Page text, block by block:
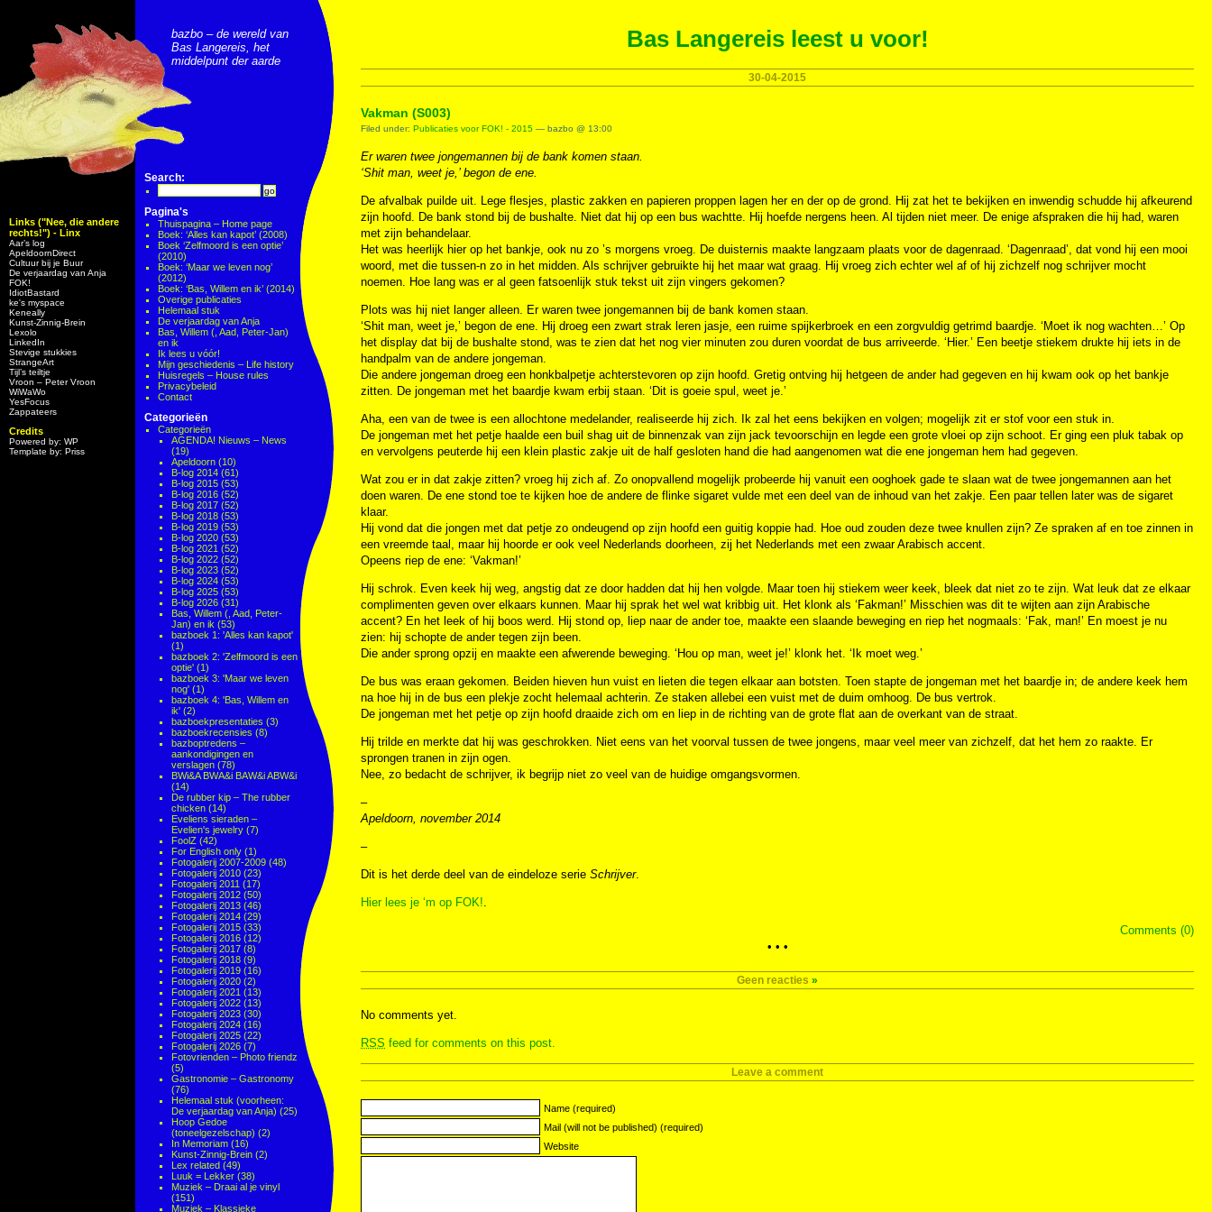
Links ("Nee, die andere
rechts!") - Linx
Aar’s log
ApeldoornDirect
Cultuur bij je Buur
De verjaardag van Anja
FOK!
IdiotBastard
ke's myspace
Keneally
Kunst-Zinnig-Brein
Lexolo
LinkedIn
Stevige stukkies
StrangeArt
Tijl’s teiltje
Vroon – Peter Vroon
WiWaWo
YesFocus
Zappateers
Credits
Powered by: WP
Template by: Priss
bazbo – de wereld van
Bas Langereis, het
middelpunt der aarde
Search:
Pagina's
Thuispagina – Home page
Boek: ‘Alles kan kapot’ (2008)
Boek ‘Zelfmoord is een optie’
(2010)
Boek: ‘Maar we leven nog’
(2012)
Boek: ‘Bas, Willem en ik’ (2014)
Overige publicaties
Helemaal stuk
De verjaardag van Anja
Bas, Willem (, Aad, Peter-Jan)
en ik
Ik lees u vóór!
Mijn geschiedenis – Life history
Huisregels – House rules
Privacybeleid
Contact
Categorieën
Categorieën
AGENDA! Nieuws – News
(19)
Apeldoorn (10)
B-log 2014 (61)
B-log 2015 (53)
B-log 2016 (52)
B-log 2017 (52)
B-log 2018 (53)
B-log 2019 (53)
B-log 2020 (53)
B-log 2021 (52)
B-log 2022 (52)
B-log 2023 (52)
B-log 2024 (53)
B-log 2025 (53)
B-log 2026 (31)
Bas, Willem (, Aad, Peter-
Jan) en ik (53)
bazboek 1: 'Alles kan kapot'
(1)
bazboek 2: 'Zelfmoord is een
optie' (1)
bazboek 3: 'Maar we leven
nog' (1)
bazboek 4: 'Bas, Willem en
ik' (2)
bazboekpresentaties (3)
bazboekrecensies (8)
bazboptredens –
aankondigingen en
verslagen (78)
BWi&A BWA&i BAW&i ABW&i
(14)
De rubber kip – The rubber
chicken (14)
Eveliens sieraden –
Evelien's jewelry (7)
FoolZ (42)
For English only (1)
Fotogalerij 2007-2009 (48)
Fotogalerij 2010 (23)
Fotogalerij 2011 (17)
Fotogalerij 2012 (50)
Fotogalerij 2013 (46)
Fotogalerij 2014 (29)
Fotogalerij 2015 (33)
Fotogalerij 2016 (12)
Fotogalerij 2017 (8)
Fotogalerij 2018 (9)
Fotogalerij 2019 (16)
Fotogalerij 2020 (2)
Fotogalerij 2021 (13)
Fotogalerij 2022 (13)
Fotogalerij 2023 (30)
Fotogalerij 2024 (16)
Fotogalerij 2025 (22)
Fotogalerij 2026 (7)
Fotovrienden – Photo friendz
(5)
Gastronomie – Gastronomy
(76)
Helemaal stuk (voorheen:
De verjaardag van Anja) (25)
Hoop Gedoe
(toneelgezelschap) (2)
In Memoriam (16)
Kunst-Zinnig-Brein (2)
Lex related (49)
Luuk = Lekker (38)
Muziek – Draai al je vinyl
(151)
Muziek – Klassieke
Bas Langereis leest u voor!
30-04-2015
Vakman (S003)
Filed under: Publicaties voor FOK! - 2015 — bazbo @ 13:00
Er waren twee jongemannen bij de bank komen staan.
‘Shit man, weet je,’ begon de ene.
De afvalbak puilde uit. Lege flesjes, plastic zakken en papieren proppen lagen her en der op de grond. Hij zat het te bekijken en inwendig schudde hij afkeurend
zijn hoofd. De bank stond bij de bushalte. Niet dat hij op een bus wachtte. Hij hoefde nergens heen. Al tijden niet meer. De enige afspraken die hij had, waren
met zijn behandelaar.
Het was heerlijk hier op het bankje, ook nu zo ’s morgens vroeg. De duisternis maakte langzaam plaats voor de dagenraad. ‘Dagenraad’, dat vond hij een mooi
woord, met die tussen-n zo in het midden. Als schrijver gebruikte hij het maar wat graag. Hij vroeg zich echter wel af of hij zichzelf nog schrijver mocht
noemen. Hoe lang was er al geen fatsoenlijk stuk tekst uit zijn vingers gekomen?
Plots was hij niet langer alleen. Er waren twee jongemannen bij de bank komen staan.
‘Shit man, weet je,’ begon de ene. Hij droeg een zwart strak leren jasje, een ruime spijkerbroek en een zorgvuldig getrimd baardje. ‘Moet ik nog wachten…’ Op
het display dat bij de bushalte stond, was te zien dat het nog vier minuten zou duren voordat de bus arriveerde. ‘Hier.’ Een beetje stiekem drukte hij iets in de
handpalm van de andere jongeman.
Die andere jongeman droeg een honkbalpetje achterstevoren op zijn hoofd. Gretig ontving hij hetgeen de ander had gegeven en hij kwam ook op het bankje
zitten. De jongeman met het baardje kwam erbij staan. ‘Dit is goeie spul, weet je.’
Aha, een van de twee is een allochtone medelander, realiseerde hij zich. Ik zal het eens bekijken en volgen; mogelijk zit er stof voor een stuk in.
De jongeman met het petje haalde een buil shag uit de binnenzak van zijn jack tevoorschijn en legde een grote vloei op zijn schoot. Er ging een pluk tabak op
en vervolgens peuterde hij een klein plastic zakje uit de half gesloten hand die had aangenomen wat die ene jongeman hem had gegeven.
Wat zou er in dat zakje zitten? vroeg hij zich af. Zo onopvallend mogelijk probeerde hij vanuit een ooghoek gade te slaan wat de twee jongemannen aan het
doen waren. De ene stond toe te kijken hoe de andere de flinke sigaret vulde met een deel van de inhoud van het zakje. Een paar tellen later was de sigaret
klaar.
Hij vond dat die jongen met dat petje zo ondeugend op zijn hoofd een guitig koppie had. Hoe oud zouden deze twee knullen zijn? Ze spraken af en toe zinnen in
een vreemde taal, maar hij hoorde er ook veel Nederlands doorheen, zij het Nederlands met een zwaar Arabisch accent.
Opeens riep de ene: ‘Vakman!’
Hij schrok. Even keek hij weg, angstig dat ze door hadden dat hij hen volgde. Maar toen hij stiekem weer keek, bleek dat niet zo te zijn. Wat leuk dat ze elkaar
complimenten geven over elkaars kunnen. Maar hij sprak het wel wat kribbig uit. Het klonk als ‘Fakman!’ Misschien was dit te wijten aan zijn Arabische
accent? En het leek of hij boos werd. Hij stond op, liep naar de ander toe, maakte een slaande beweging en riep het nogmaals: ‘Fak, man!’ En moest je nu
zien: hij schopte de ander tegen zijn been.
Die ander sprong opzij en maakte een afwerende beweging. ‘Hou op man, weet je!’ klonk het. ‘Ik moet weg.’
De bus was eraan gekomen. Beiden hieven hun vuist en lieten die tegen elkaar aan botsten. Toen stapte de jongeman met het baardje in; de andere keek hem
na hoe hij in de bus een plekje zocht helemaal achterin. Ze staken allebei een vuist met de duim omhoog. De bus vertrok.
De jongeman met het petje op zijn hoofd draaide zich om en liep in de richting van de grote flat aan de overkant van de straat.
Hij trilde en merkte dat hij was geschrokken. Niet eens van het voorval tussen de twee jongens, maar veel meer van zichzelf, dat het hem zo raakte. Er
sprongen tranen in zijn ogen.
Nee, zo bedacht de schrijver, ik begrijp niet zo veel van de huidige omgangsvormen.
–
Apeldoorn, november 2014
–
Dit is het derde deel van de eindeloze serie Schrijver.
Hier lees je ‘m op FOK!.
Comments (0)
• • •
Geen reacties »
No comments yet.
RSS feed for comments on this post.
Leave a comment
Name (required)
Mail (will not be published) (required)
Website